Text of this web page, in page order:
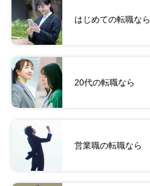
はじめての転職なら
20代の転職なら
営業職の転職なら